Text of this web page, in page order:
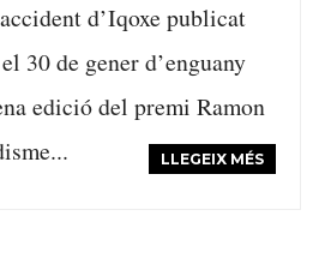
d’Iqoxe publicat
30 de gener d’enguany
edició del premi Ramon
LLEGEIX MÉS